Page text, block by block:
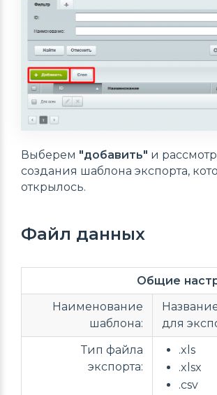
Выберем "добавить" и
создания шаблона экспорта,
открылось.
Файл данных
Общие
Наименование
шаблона:
для
Тип файла
экспорта:
.xls
.xlsx
.csv